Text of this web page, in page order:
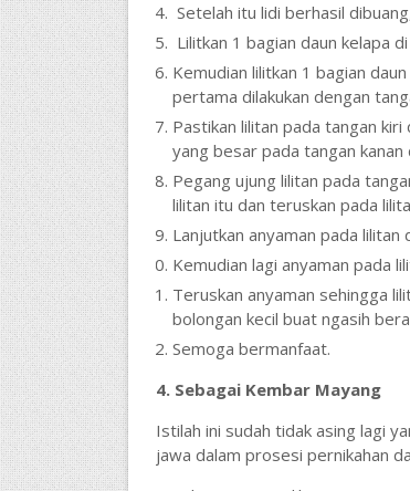
Setelah itu lidi berhasil
Lilitkan 1 bagian daun kelapa
Kemudian lilitkan 1 bagian
pertama dilakukan dengan
Pastikan lilitan pada tangan kiri
yang besar pada tangan
Pegang ujung lilitan pada
lilitan itu dan teruskan pada
Lanjutkan anyaman pada
Kemudian lagi anyaman pada
Teruskan anyaman sehingga
bolongan kecil buat ngasih
Semoga bermanfaat.
4. Sebagai Kembar Mayang
Istilah ini sudah tidak asing lagi
jawa dalam prosesi pernikahan